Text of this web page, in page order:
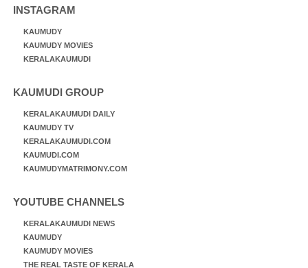
INSTAGRAM
KAUMUDY
KAUMUDY MOVIES
KERALAKAUMUDI
KAUMUDI GROUP
KERALAKAUMUDI DAILY
KAUMUDY TV
KERALAKAUMUDI.COM
KAUMUDI.COM
KAUMUDYMATRIMONY.COM
YOUTUBE CHANNELS
KERALAKAUMUDI NEWS
KAUMUDY
KAUMUDY MOVIES
THE REAL TASTE OF KERALA